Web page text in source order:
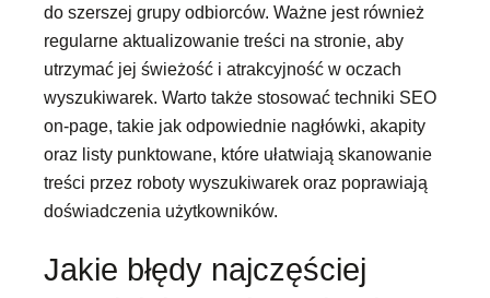
do szerszej grupy odbiorców. Ważne jest również
regularne aktualizowanie treści na stronie, aby
utrzymać jej świeżość i atrakcyjność w oczach
wyszukiwarek. Warto także stosować techniki SEO
on-page, takie jak odpowiednie nagłówki, akapity
oraz listy punktowane, które ułatwiają skanowanie
treści przez roboty wyszukiwarek oraz poprawiają
doświadczenia użytkowników.
Jakie błędy najczęściej